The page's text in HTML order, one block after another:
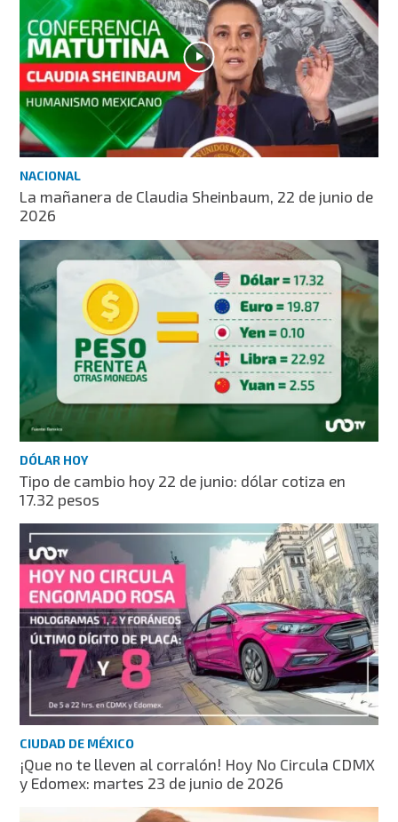
NACIONAL
La mañanera de Claudia Sheinbaum, 22 de junio de
2026
DÓLAR HOY
Tipo de cambio hoy 22 de junio: dólar cotiza en
17.32 pesos
CIUDAD DE MÉXICO
¡Que no te lleven al corralón! Hoy No Circula CDMX
y Edomex: martes 23 de junio de 2026